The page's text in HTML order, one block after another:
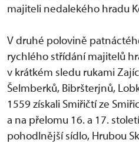
majiteli nedalekého hradu
V druhé polovině
rychlého střídání majitelů
v krátkém sledu rukami
Šelmberků, Bibršterjnů,
1559 získali Smiřičtí ze
a na přelomu 16. a 17.
pohodlnější sídlo, Hrubou